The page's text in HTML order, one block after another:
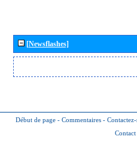
[Newsflashes]
Début de page - Commentaires -